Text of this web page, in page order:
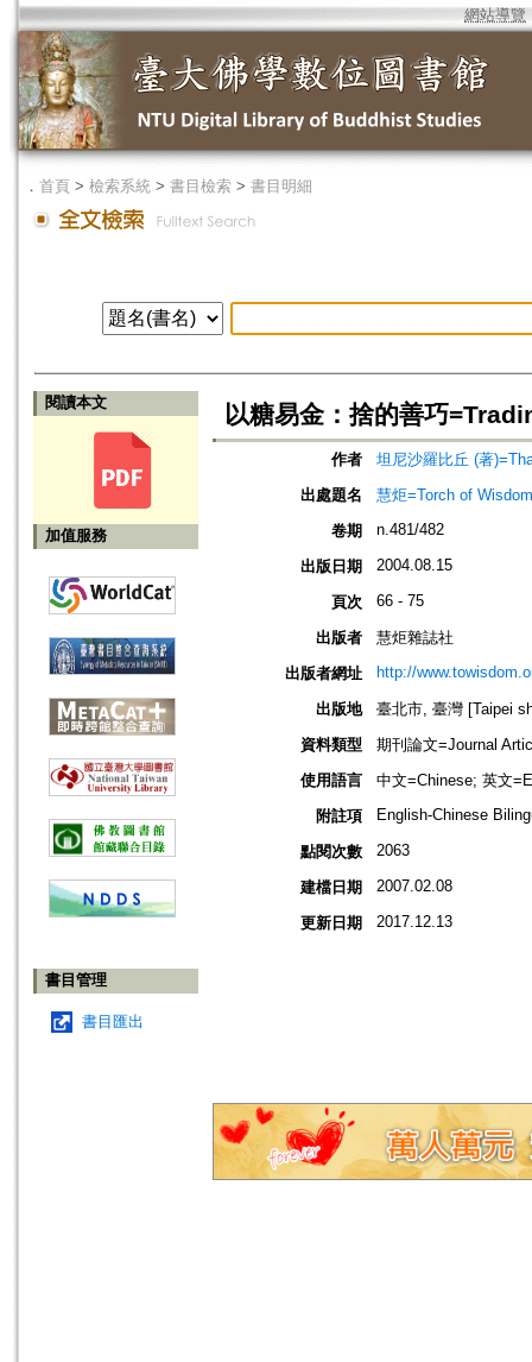
網站導覽
． 首頁 > 檢索系統 > 書目檢索 > 書目明細
閱讀本文
加值服務
書目管理
書目匯出
以糖易金：捨的善巧
作者
坦尼沙羅比丘 (著
出處題名
慧炬=Torch of
卷期
n.481/482
出版日期 2004.08.15
頁次 66 - 75
出版者
慧炬雜誌社
出版者網址
http://
出版地
臺北市, 臺灣 [Taipei
資料類型
期刊論文=Journal
使用語言
中文=Chinese; 英文
附註項
English-Chinese
點閱次數 2063
建檔日期 2007.02.08
更新日期 2017.12.13